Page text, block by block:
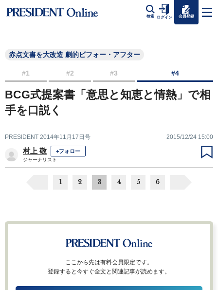
検索 ログイン 会員登録
赤点文書を大改造 劇的ビフォー・アフター
#1 #2 #3 #4
BCG式提案書「意思と知恵と情熱」で相
手を口説く
PRESIDENT 2014年11月17日号 2015/12/24 15:00
村上 敬 +フォロー
ジャーナリスト
1 2 3 4 5 6
ここから先は有料会員限定です。
登録すると今すぐ全文と関連記事が読めます。